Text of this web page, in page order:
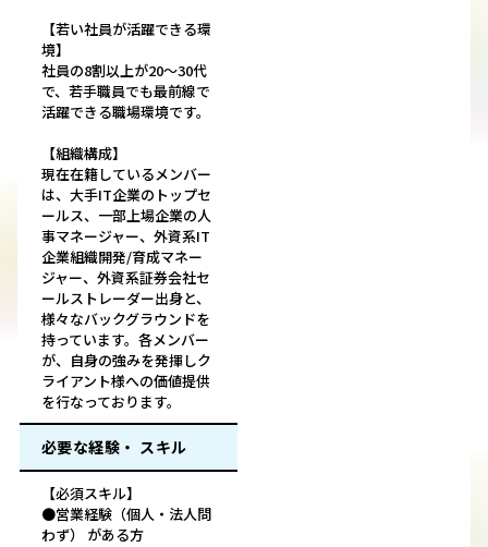
【若い社員が活躍できる環
境】
社員の8割以上が20～30代
で、若手職員でも最前線で
活躍できる職場環境です。
【組織構成】
現在在籍しているメンバー
は、大手IT企業のトップセ
ールス、一部上場企業の人
事マネージャー、外資系IT
企業組織開発/育成マネー
ジャー、外資系証券会社セ
ールストレーダー出身と、
様々なバックグラウンドを
持っています。各メンバー
が、自身の強みを発揮しク
ライアント様への価値提供
を行なっております。
必要な経験・ スキル
【必須スキル】
●営業経験（個人・法人問
わず） がある方